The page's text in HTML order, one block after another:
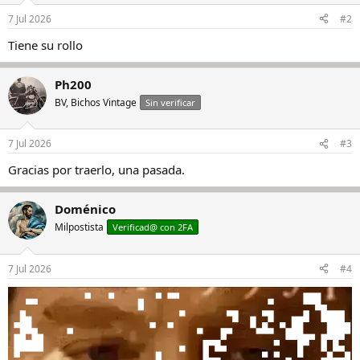
7 Jul 2026 #2
Tiene su rollo
Ph200
BV, Bichos Vintage Sin verificar
7 Jul 2026 #3
Gracias por traerlo, una pasada.
Doménico
Milpostista Verificad@ con 2FA
7 Jul 2026 #4